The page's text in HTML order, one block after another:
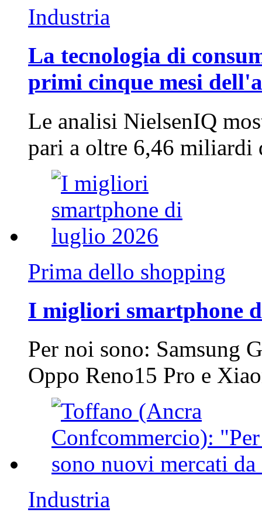
Industria
La tecnologia di
primi cinque mesi
Le analisi NielsenIQ
pari a oltre 6,46
Prima dello shopping
I migliori smartphone
Per noi sono: Samsung
Oppo Reno15 Pro e
Industria